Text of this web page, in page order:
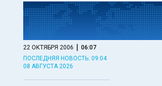
22 ОКТЯБРЯ 2006 | 06:07
ПОСЛЕДНЯЯ НОВОСТЬ: 09:04
08 АВГУСТА 2026